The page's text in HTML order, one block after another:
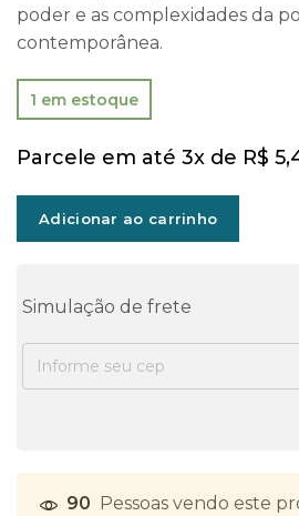
poder e as complexidades da
contemporânea.
1 em estoque
Parcele em até 3x de R$
Adicionar ao carrinho
Simulação de frete
90 Pessoas vendo este